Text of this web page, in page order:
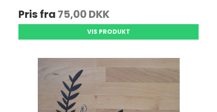
Pris fra 75,00 DKK
VIS PRODUKT